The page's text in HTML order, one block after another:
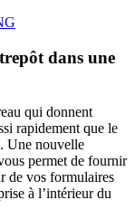
dans une
qui donnent
rapidement que le
Une nouvelle
permet de fournir
de vos formulaires
à l’intérieur du